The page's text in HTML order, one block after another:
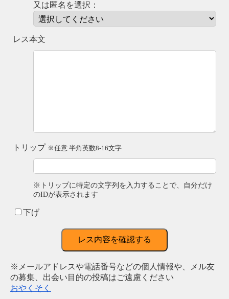
又は匿名を選択：
レス本文
トリップ ※任意 半角英数8-16文字
※トリップに特定の文字列を入力することで、自分だけ
のIDが表示されます
下げ
レス内容を確認する
※メールアドレスや電話番号などの個人情報や、メル友
の募集、出会い目的の投稿はご遠慮ください
おやくそく